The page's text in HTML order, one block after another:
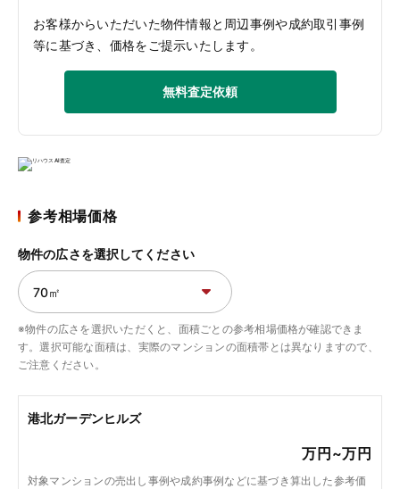
お客様からいただいた物件情報と周辺事例や成約取引事例
等に基づき、価格をご提示いたします。
無料査定依頼
参考相場価格
港北ガーデンヒルズ
万円~万円
対象マンションの売出し事例や成約事例などに基づき算出した参考価
物件の広さを選択してください
※物件の広さを選択いただくと、面積ごとの参考相場価格が確認できま
す。選択可能な面積は、実際のマンションの面積帯とは異なりますので、
ご注意ください。